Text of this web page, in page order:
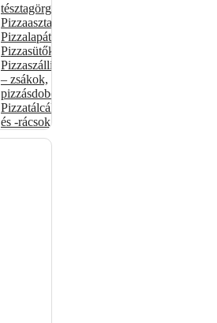
tésztagörgők
Pizzaasztalok
Pizzalapátok
Pizzasütők
Pizzaszállítás
– zsákok,
pizzásdobozok
Pizzatálcák
és -rácsok